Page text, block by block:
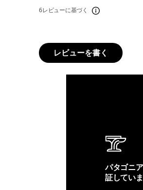
6レビューに基づく
レビューを書く
パタゴニ
証していま